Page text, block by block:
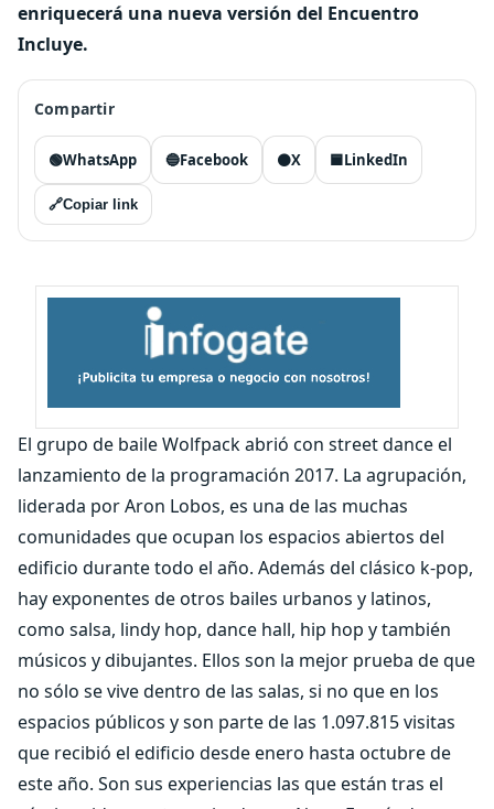
enriquecerá una nueva versión del Encuentro
Incluye.
Compartir
🟢WhatsApp 🔵Facebook ⚫X 🟦LinkedIn
🔗Copiar link
El grupo de baile Wolfpack abrió con street dance el
lanzamiento de la programación 2017. La agrupación,
liderada por Aron Lobos, es una de las muchas
comunidades que ocupan los espacios abiertos del
edificio durante todo el año. Además del clásico k-pop,
hay exponentes de otros bailes urbanos y latinos,
como salsa, lindy hop, dance hall, hip hop y también
músicos y dibujantes. Ellos son la mejor prueba de que
no sólo se vive dentro de las salas, si no que en los
espacios públicos y son parte de las 1.097.815 visitas
que recibió el edificio desde enero hasta octubre de
este año. Son sus experiencias las que están tras el